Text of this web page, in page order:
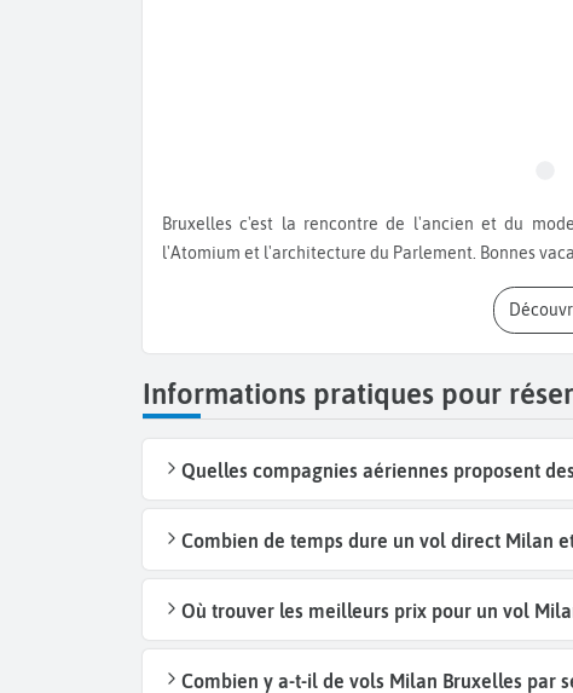
Bruxelles c'est la rencontre de l'ancien et du moderne. Visitez la Grande Place, le Palais Royal, admirez
l'Atomium et l'architecture du Parlement. Bonnes
Informations pratiques pour
Quelles compagnies aériennes proposent
Combien de temps dure un vol direct Milan
Où trouver les meilleurs prix pour un vol
Combien y a-t-il de vols Milan Bruxelles par